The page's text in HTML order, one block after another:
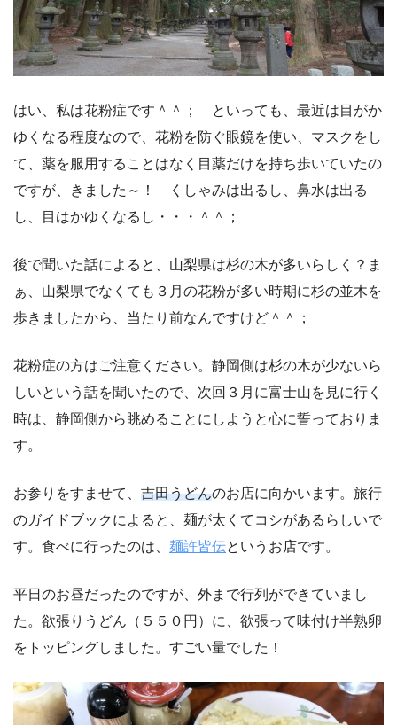
はい、私は花粉症です＾＾； といっても、最近は目がか
ゆくなる程度なので、花粉を防ぐ眼鏡を使い、マスクをし
て、薬を服用することはなく目薬だけを持ち歩いていたの
ですが、きました～！ くしゃみは出るし、鼻水は出る
し、目はかゆくなるし・・・＾＾；
後で聞いた話によると、山梨県は杉の木が多いらしく？ま
ぁ、山梨県でなくても３月の花粉が多い時期に杉の並木を
歩きましたから、当たり前なんですけど＾＾；
花粉症の方はご注意ください。静岡側は杉の木が少ないら
しいという話を聞いたので、次回３月に富士山を見に行く
時は、静岡側から眺めることにしようと心に誓っておりま
す。
お参りをすませて、 吉田うどんのお店に向かいます。旅行
のガイドブックによると、麺が太くてコシがあるらしいで
す。食べに行ったのは、 麺許皆伝というお店です。
平日のお昼だったのですが、外まで行列ができていまし
た。欲張りうどん（５５０円）に、欲張って味付け半熟卵
をトッピングしました。すごい量でした！